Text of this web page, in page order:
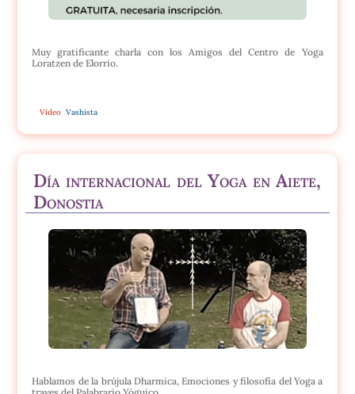
Muy gratificante charla con los Amigos del Centro de Yoga
Loratzen de Elorrio.
Vídeo Vashista
Día internacional del Yoga en Aiete,
Donostia
Hablamos de la brújula Dharmica, Emociones y filosofía del Yoga a